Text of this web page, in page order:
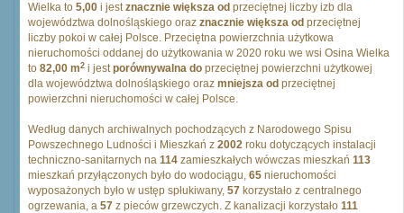
Wielka to 5,00 i jestznacznie większa od przeciętnej liczby izb dla
województwa dolnośląskiego oraz znacznie większa od przeciętnej
liczby pokoi w całej Polsce. Przeciętna powierzchnia użytkowa
nieruchomości oddanej do użytkowania w 2020 roku we wsi Osina Wielka
to 82,00 m2 i jestporównywalna do przeciętnej powierzchni użytkowej
dla województwa dolnośląskiego oraz mniejsza od przeciętnej
powierzchni nieruchomości w całej Polsce.
Według danych archiwalnych pochodzących z Narodowego Spisu
Powszechnego Ludności i Mieszkań z 2002 roku dotyczących instalacji
techniczno-sanitarnych na 114 zamieszkałych wówczas mieszkań 113
mieszkań przyłączonych było do wodociągu, 65 nieruchomości
wyposażonych było w ustęp spłukiwany, 57 korzystało z centralnego
ogrzewania, a 57 z pieców grzewczych. Z kanalizacji korzystało 111